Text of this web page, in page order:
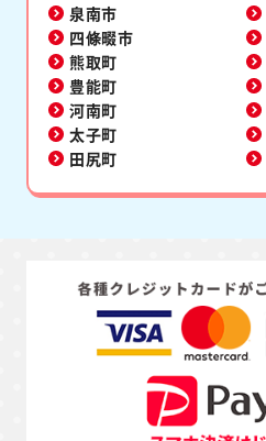
泉南市
四條畷市
熊取町
豊能町
河南町
太子町
田尻町